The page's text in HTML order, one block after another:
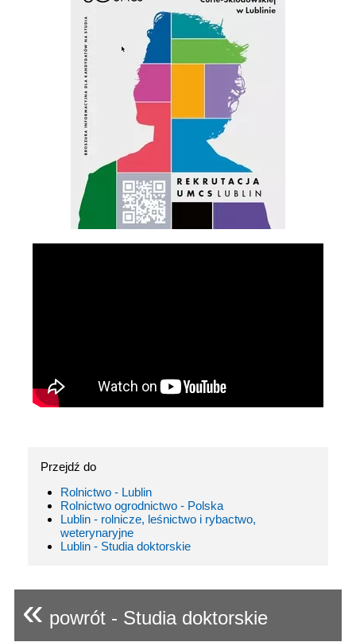
Przejdź do
Rolnictwo - Lublin
Rolnictwo ogrodnictwo - Polska
Lublin - rolnicze, leśnictwo i rybactwo,
weterynaryjne
Lublin - Studia doktorskie
« powrót - Studia doktorskie